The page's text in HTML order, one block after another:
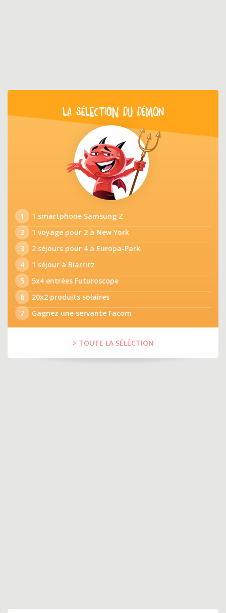
LA SÉLECTION DU DÉMON
1
1 smartphone Samsung Z
2
1 voyage pour 2 à New York
3
2 séjours pour 4 à Europa-Park
4
1 séjour à Biarritz
5
5x4 entrées Futuroscope
6
20x2 produits solaires
7
Gagnez une servante Facom
> TOUTE LA SÉLÉCTION